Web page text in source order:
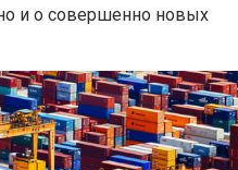
и о совершенно новых